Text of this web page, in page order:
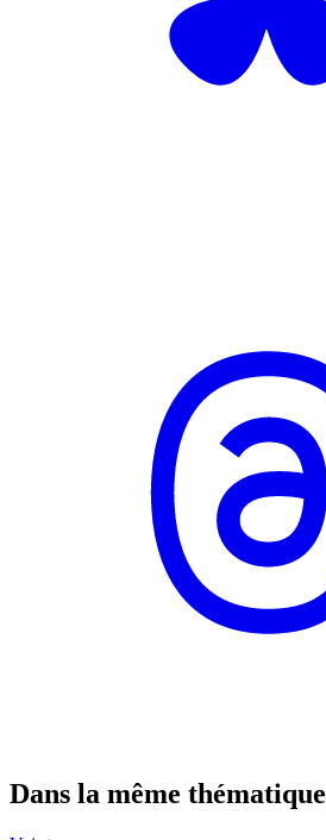
Dans la même thématique